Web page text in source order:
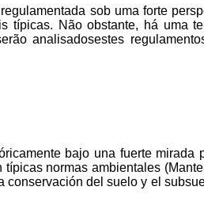
regulamentada sob uma forte
típicas. Nãoobstante, há uma
analisados​​estes
bajo una fuerte
normas ambientales
del suelo y el